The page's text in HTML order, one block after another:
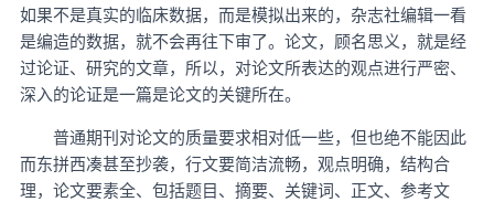
如果不是真实的临床数据，而是模拟出来的，杂志社编辑一看
是编造的数据，就不会再往下审了。论文，顾名思义，就是经
过论证、研究的文章，所以，对论文所表达的观点进行严密、
深入的论证是一篇是论文的关键所在。
普通期刊对论文的质量要求相对低一些，但也绝不能因此
而东拼西凑甚至抄袭，行文要简洁流畅，观点明确，结构合
理，论文要素全、包括题目、摘要、关键词、正文、参考文